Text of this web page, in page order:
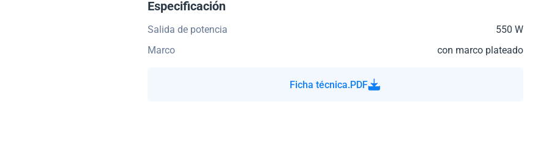
Especificación
Salida de potencia
550 W
Marco
con marco plateado
Ficha técnica.PDF